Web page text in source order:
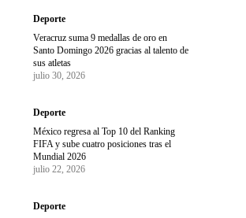
Deporte
Veracruz suma 9 medallas de oro en
Santo Domingo 2026 gracias al talento de
sus atletas
julio 30, 2026
Deporte
México regresa al Top 10 del Ranking
FIFA y sube cuatro posiciones tras el
Mundial 2026
julio 22, 2026
Deporte